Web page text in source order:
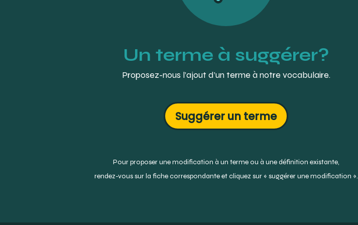
Un terme à suggérer?
Proposez-nous l’ajout d’un terme à notre vocabulaire.
Suggérer un terme
Pour proposer une modification à un terme ou à une définition existante,
rendez-vous sur la fiche correspondante et cliquez sur « suggérer une modification ».